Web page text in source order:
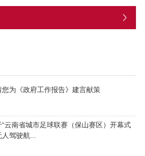
为《政府工作报告》建言献策
云南省城市足球联赛（保山赛区）开幕式
人驾驶航...